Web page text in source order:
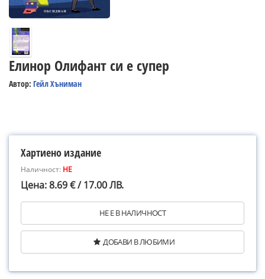
Елинор Олифант си е супер
Автор: Гейл Хъниман
Хартиено издание
Наличност: НЕ
Цена: 8.69 € / 17.00 ЛВ.
НЕ Е В НАЛИЧНОСТ
ДОБАВИ В ЛЮБИМИ